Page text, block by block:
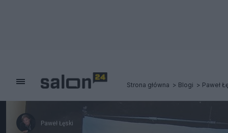
Strona główna Blogi Paweł
Paweł Łęski